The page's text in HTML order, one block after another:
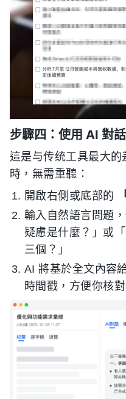
步驟四：使用 AI 對
這是与传统工具最大
時，無需重聽：
開啟右側或底部的
輸入自然語言問題
疑慮是什麼？」或
三個？」
AI 將基於全文內容
時間戳，方便你核對